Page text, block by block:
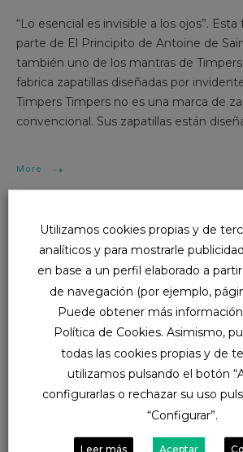
“Lo esencial es invisible a los ojos”.
parte de El Principito de Antoine de
también uno de los mantras de
fabrica zapatillas diseñadas por
Timpers Timpers no es una marca de
convencional. Sus zapatillas están
More
Search
Utilizamos cookies propias y de
analíticos y para mostrarle
en base a un perfil elaborado a
de navegación (por ejemplo,
Puede obtener más
Política de Cookies. Asimismo,
todas las cookies propias y de
utilizamos pulsando el botón
configurarlas o rechazar su uso
“Configurar”.
Leer más Aceptar